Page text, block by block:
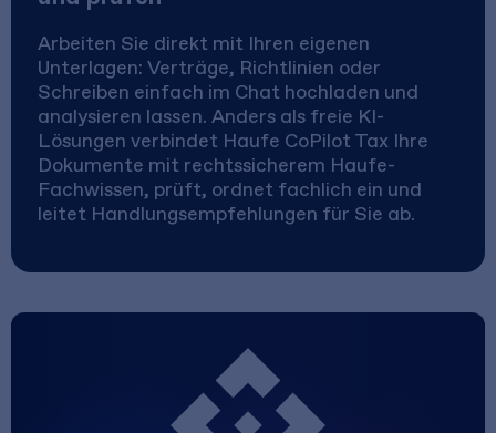
Arbeiten Sie direkt mit Ihren eigenen
Unterlagen: Verträge, Richtlinien oder
Schreiben einfach im Chat hochladen und
analysieren lassen. Anders als freie KI-
Lösungen verbindet Haufe CoPilot Tax Ihre
Dokumente mit rechtssicherem Haufe-
Fachwissen, prüft, ordnet fachlich ein und
leitet Handlungsempfehlungen für Sie ab.